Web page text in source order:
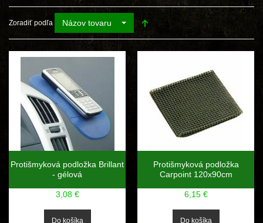
Zoradiť podľa Názov tovaru
Protišmyková podložka Brillant
- gélová
3,08 €
Protišmyková podložka
Carpoint 120x90cm
6,15 €